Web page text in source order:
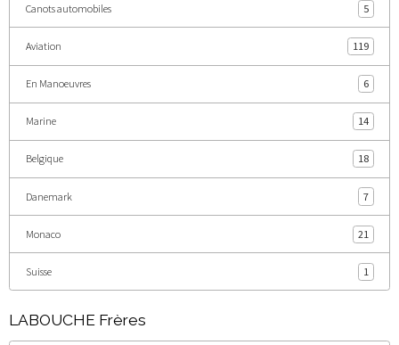
Canots automobiles 5
Aviation 119
En Manoeuvres 6
Marine 14
Belgique 18
Danemark 7
Monaco 21
Suisse 1
LABOUCHE Frères